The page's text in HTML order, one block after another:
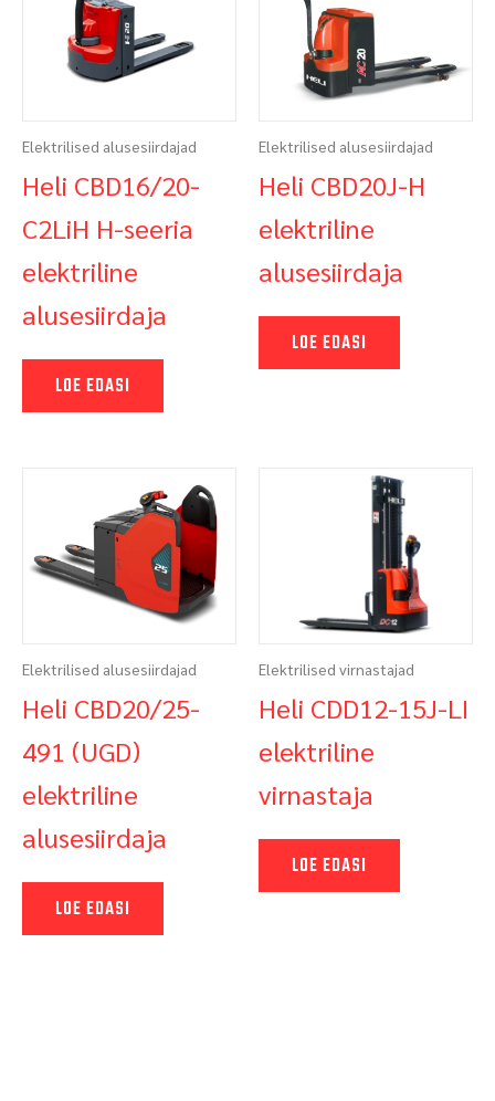
Elektrilised alusesiirdajad
Heli CBD16/20-
C2LiH H-seeria
elektriline
alusesiirdaja
LOE EDASI
Elektrilised alusesiirdajad
Heli CBD20J-H
elektriline
alusesiirdaja
LOE EDASI
Elektrilised alusesiirdajad
Heli CBD20/25-
491 (UGD)
elektriline
alusesiirdaja
LOE EDASI
Elektrilised virnastajad
Heli CDD12-15J-LI
elektriline
virnastaja
LOE EDASI